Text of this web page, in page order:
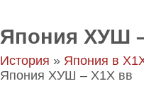
Япония ХУШ
История » Япония в
Япония ХУШ – Х1Х вв